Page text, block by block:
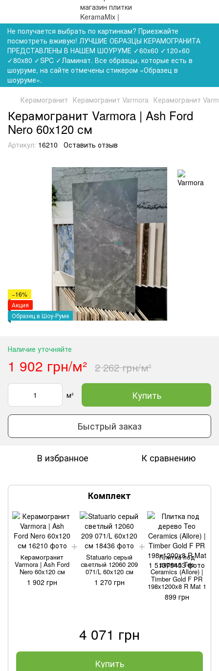
Не получается выбрать по картинкам? Приезжайте
посмотреть вживую! ЛУЧШИЕ ОБРАЗЦЫ КЕРАМОГРАНИТА
ПРЕДСТАВЛЕНЫ В НАШЕМ ШОУРУМЕ ✓60x60 ✓120×60
✓80x80 ✓SPC ✓Ламинат. Все образцы, которые есть в
шоуруме, на сайте отмечены стикером «Образец в
шоуруме».
Керамогранит Керамогранит Varmora Керамогранит
Керамогранит Varmora | Ash Ford
Nero 60x120 см
Артикул: 16210 Оставить отзыв
−16%
Акция
Образец в Шоу-Руме
Наличие уточняйте
1 902 грн/м² 2 262 грн/м²
м² Купить
Быстрый заказ
В избранное К сравнению
Комплект
Керамогранит
Varmora | Ash Ford
Nero 60x120 см
1 902 грн
Statuario серый
светлый 12060 209
071/L 60x120 см
1 270 грн
Плитка под
дерево Teo
Ceramics (Allore) |
Timber Gold F PR
198x1200x8 R Mat 1
899 грн
4 071 грн
Купить